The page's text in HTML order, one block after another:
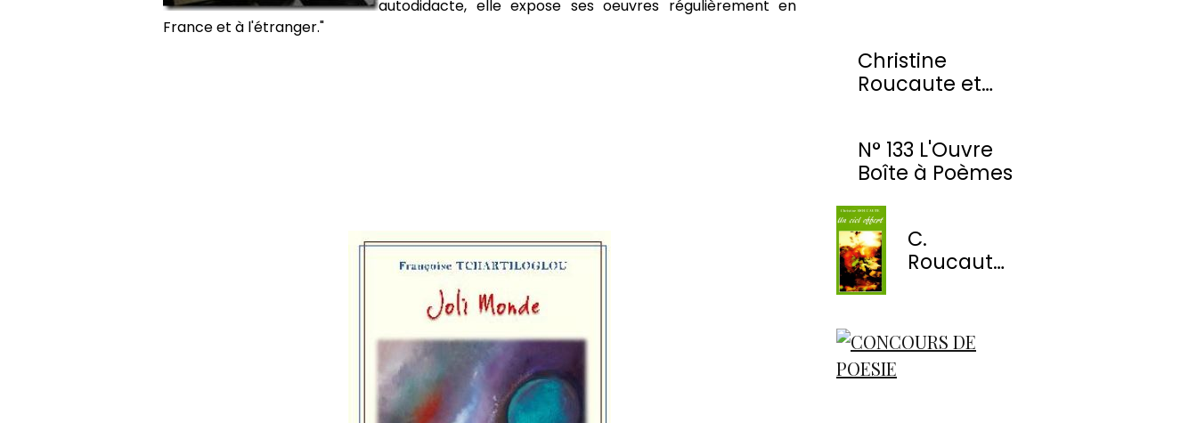
autodidacte, elle expose ses oeuvres régulièrement en
France et à l'étranger."
Christine
Roucaute et
Montmorency
N° 133 L'Ouvre
Boîte à Poèmes
C.
Roucaute